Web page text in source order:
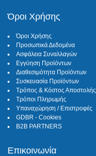
Όροι Χρήσης
Όροι Χρήσης
Προσωπικά Δεδομένα
Ασφάλεια Συναλλαγών
Εγγύηση Προϊόντων
Διαθεσιμότητα Προϊόντων
Συσκευασία Προϊόντων
Τρόπος & Κόστος Αποστολής
Τρόποι Πληρωμής
Υπαναχώρηση / Επιστροφές
GDBR - Cookies
B2B PARTNERS
Επικοινωνία